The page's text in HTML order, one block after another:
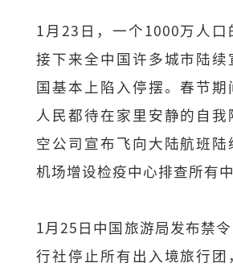
1月23日，一个1000万人口
接下来全中国许多城市陆续
国基本上陷入停摆。春节期
人民都待在家里安静的自我
空公司宣布飞向大陆航班陆
机场增设检疫中心排查所有中
1月25日中国旅游局发布禁
行社停止所有出入境旅行团